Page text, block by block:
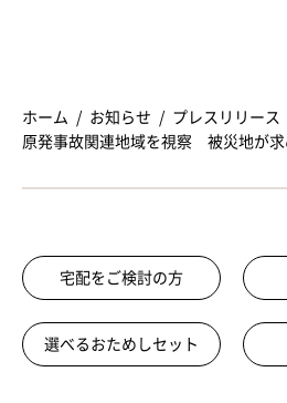
ホーム お知らせ
プレスリリース
原発事故関連地域を視察 被災地が求
宅配をご検討の方
選べるおためしセット